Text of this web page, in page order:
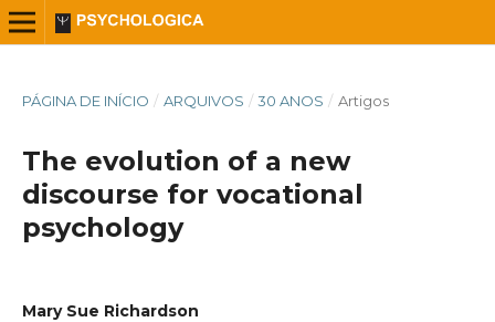
PÁGINA DE INÍCIO / ARQUIVOS / 30 ANOS / Artigos
The evolution of a new
discourse for vocational
psychology
Mary Sue Richardson